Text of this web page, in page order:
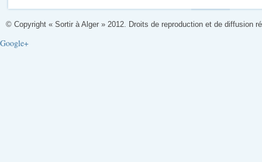
© Copyright « Sortir à Alger » 2012. Droits de reproduction et de diffusion
Google+